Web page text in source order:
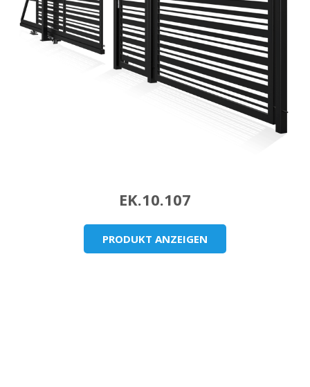
EK.10.107
PRODUKT ANZEIGEN